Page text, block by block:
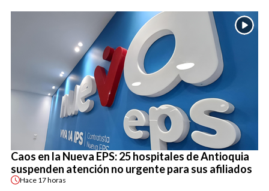
Caos en la Nueva EPS: 25 hospitales de Antioquia
suspenden atención no urgente para sus afiliados
Hace 17 horas